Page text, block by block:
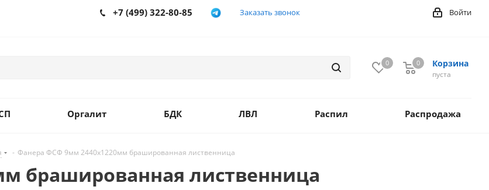
Войти
+7 (499) 322-80-85 Заказать звонок
0 Корзина
0
пуста
0
Оргалит БДК ЛВЛ Распил Распродажа
- Фанера ФСФ 9мм 2440х1220мм брашированная лиственница
брашированная лиственница